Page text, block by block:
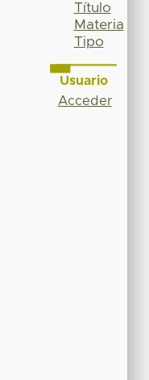
Título
Materia
Tipo
Usuario
Acceder